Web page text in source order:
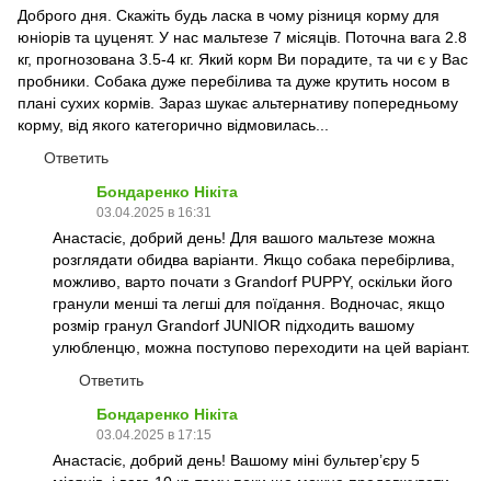
Доброго дня. Скажіть будь ласка в чому різниця корму для
юніорів та цуценят. У нас мальтезе 7 місяців. Поточна вага 2.8
кг, прогнозована 3.5-4 кг. Який корм Ви порадите, та чи є у Вас
пробники. Собака дуже перебілива та дуже крутить носом в
плані сухих кормів. Зараз шукає альтернативу попередньому
корму, від якого категорично відмовилась...
Ответить
Бондаренко Нікіта
03.04.2025 в 16:31
Анастасіє, добрий день! Для вашого мальтезе можна
розглядати обидва варіанти. Якщо собака перебірлива,
можливо, варто почати з Grandorf PUPPY, оскільки його
гранули менші та легші для поїдання. Водночас, якщо
розмір гранул Grandorf JUNIOR підходить вашому
улюбленцю, можна поступово переходити на цей варіант.
Ответить
Бондаренко Нікіта
03.04.2025 в 17:15
Анастасіє, добрий день! Вашому міні бультер’єру 5